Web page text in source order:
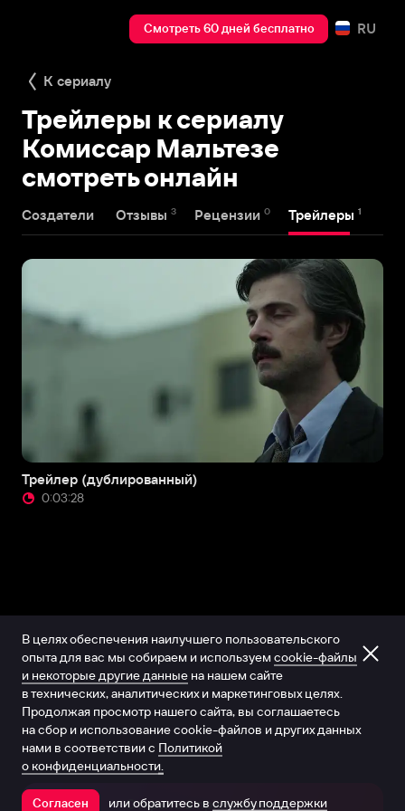
Смотреть 60 дней бесплатно RU
К сериалу
Трейлеры к сериалу
Комиссар Мальтезе
смотреть онлайн
Создатели Отзывы 3 Рецензии 0 Трейлеры 1
Трейлер (дублированный)
0:03:28
Открыть в приложении
В целях обеспечения наилучшего пользовательского
опыта для вас мы собираем и используем cookie-файлы
и некоторые другие данные на нашем сайте
в технических, аналитических и маркетинговых целях.
Продолжая просмотр нашего сайта, вы соглашаетесь
на сбор и использование cookie-файлов и других данных
нами в соответствии с Политикой
о конфиденциальности.
Согласен или обратитесь в службу поддержки